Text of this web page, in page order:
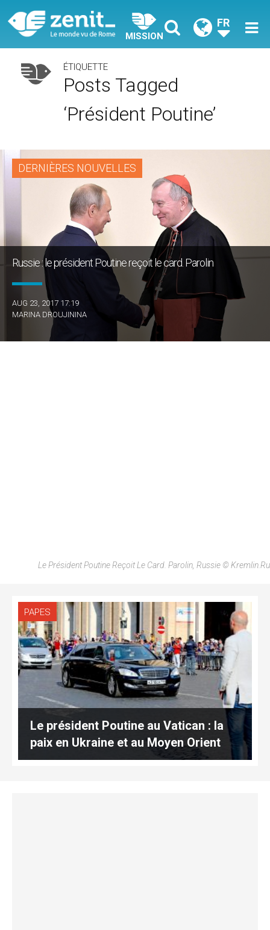
MISSION
FR
ÉTIQUETTE
Posts Tagged
‘président Poutine’
DERNIÈRES NOUVELLES
Russie : le président Poutine reçoit le card. Parolin
AUG 23, 2017 17:19
MARINA DROUJININA
Le Président Poutine Reçoit Le Card. Parolin, Russie © Kremlin.ru
PAPES
Le président Poutine au Vatican : la
paix en Ukraine et au Moyen Orient